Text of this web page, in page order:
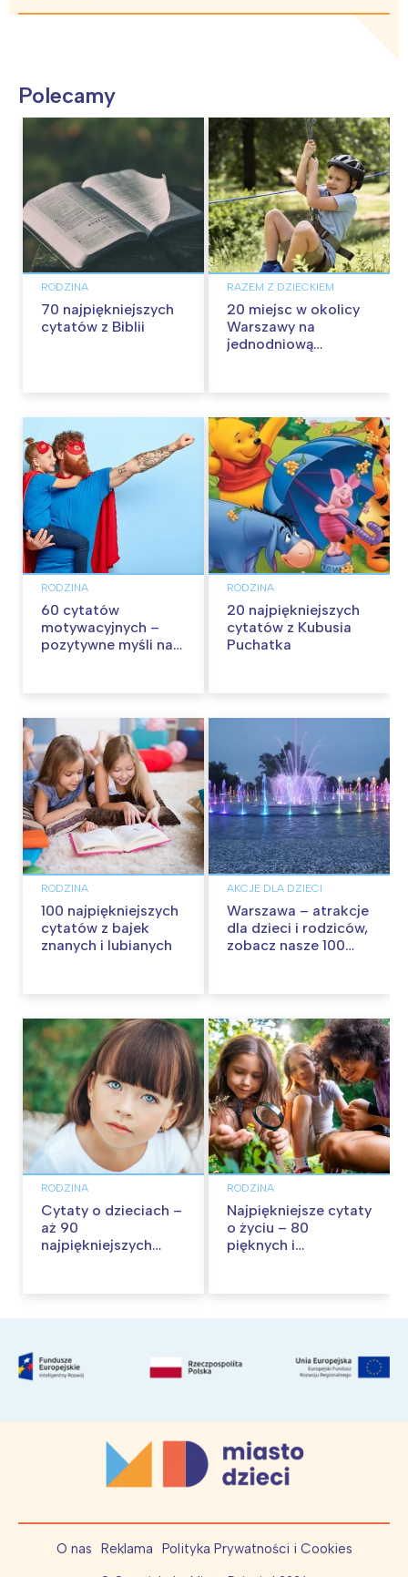
Polecamy
RODZINA
70 najpiękniejszych
cytatów z Biblii
RAZEM Z DZIECKIEM
20 miejsc w okolicy
Warszawy na
jednodniową
RODZINA
60 cytatów
motywacyjnych –
pozytywne myśli na
RODZINA
20 najpiękniejszych
cytatów z Kubusia
Puchatka
RODZINA
100 najpiękniejszych
cytatów z bajek
znanych i lubianych
AKCJE DLA DZIECI
Warszawa – atrakcje
dla dzieci i rodziców,
zobacz nasze 100
RODZINA
Cytaty o dzieciach –
aż 90
najpiękniejszych
RODZINA
Najpiękniejsze cytaty
o życiu – 80
pięknych i
O nas Reklama Polityka Prywatności i Cookies